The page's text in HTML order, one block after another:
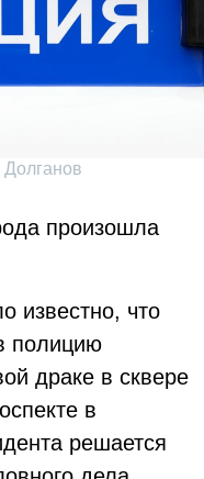
произошла
известно, что
полицию
драке в сквере
в
решается